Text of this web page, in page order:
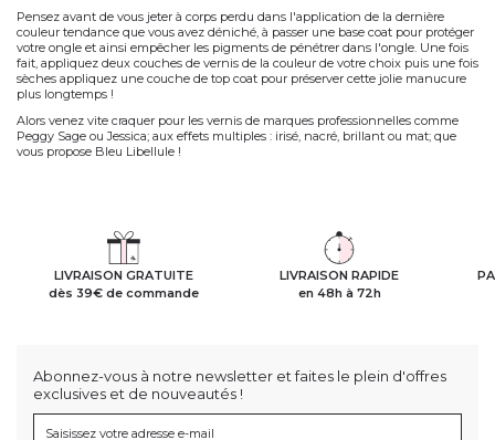
Pensez avant de vous jeter à corps perdu dans l'application de la dernière
couleur tendance que vous avez déniché, à passer une base coat pour protéger
votre ongle et ainsi empêcher les pigments de pénétrer dans l'ongle. Une fois
fait, appliquez deux couches de vernis de la couleur de votre choix puis une fois
sèches appliquez une couche de top coat pour préserver cette jolie manucure
plus longtemps !
Alors venez vite craquer pour les vernis de marques professionnelles comme
Peggy Sage ou Jessica; aux effets multiples : irisé, nacré, brillant ou mat; que
vous propose Bleu Libellule !
LIVRAISON GRATUITE
dès 39€ de commande
LIVRAISON RAPIDE
en 48h à 72h
Abonnez-vous à notre newsletter et faites le plein d'offres
exclusives et de nouveautés !